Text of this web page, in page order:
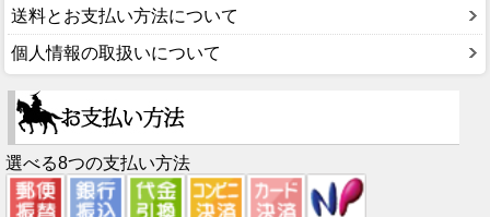
送料とお支払い方法について
個人情報の取扱いについて
選べる8つの支払い方法